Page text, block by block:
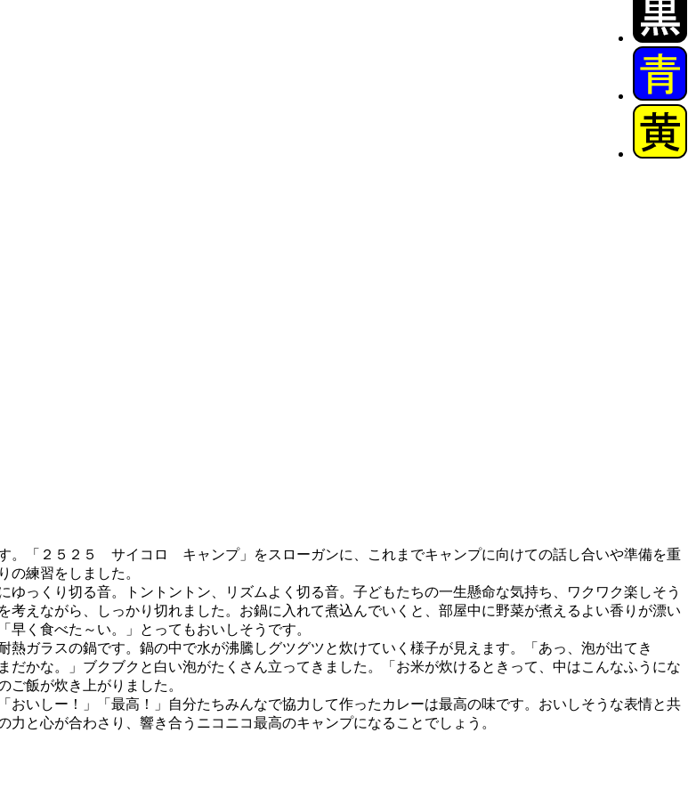
。「２５２５ サイコロ キャンプ」をスローガンに、これまでキャンプに向けての話し合いや準備を重
の練習をしました。
っくり切る音。トントントン、リズムよく切る音。子どもたちの一生懸命な気持ち、ワクワク楽しそう
えながら、しっかり切れました。お鍋に入れて煮込んでいくと、部屋中に野菜が煮えるよい香りが漂い
く食べた～い。」とってもおいしそうです。
ガラスの鍋です。鍋の中で水が沸騰しグツグツと炊けていく様子が見えます。「あっ、泡が出てき
かな。」ブクブクと白い泡がたくさん立ってきました。「お米が炊けるときって、中はこんなふうにな
飯が炊き上がりました。
いしー！」「最高！」自分たちみんなで協力して作ったカレーは最高の味です。おいしそうな表情と共
と心が合わさり、響き合うニコニコ最高のキャンプになることでしょう。